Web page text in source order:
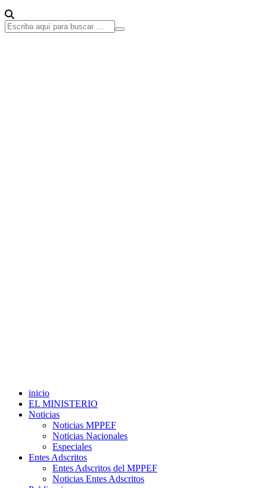
inicio
EL MINISTERIO
Noticias
Noticias MPPEF
Noticias Nacionales
Especiales
Entes Adscritos
Entes Adscritos del MPPEF
Noticias Entes Adscritos